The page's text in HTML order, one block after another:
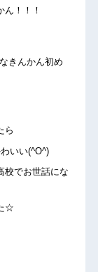
ん！！！
きんかん初め
ら
いい(^O^)
校でお世話にな
☆